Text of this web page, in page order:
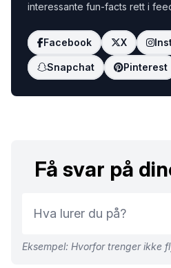
interessante fun-facts rett i
Facebook X
Snapchat Pinterest
Få svar på
Eksempel: Hvorfor trenger ikke